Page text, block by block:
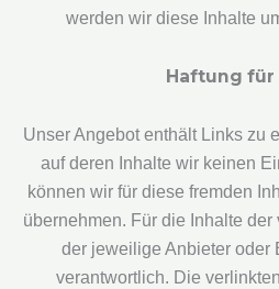
werden wir diese Inhalte
Haftung für
Unser Angebot enthält Links zu
auf deren Inhalte wir keinen
können wir für diese fremden
übernehmen. Für die Inhalte
der jeweilige Anbieter oder
verantwortlich. Die